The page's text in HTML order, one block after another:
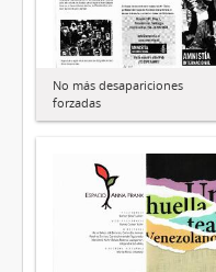
No más desapariciones
forzadas